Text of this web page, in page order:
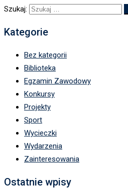
Szukaj:
Kategorie
Bez kategorii
Biblioteka
Egzamin Zawodowy
Konkursy
Projekty
Sport
Wycieczki
Wydarzenia
Zainteresowania
Ostatnie wpisy